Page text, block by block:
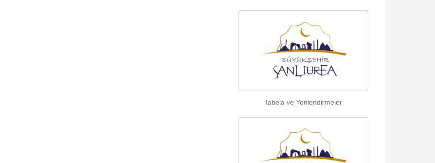
Tabela ve Yonlendirmeler